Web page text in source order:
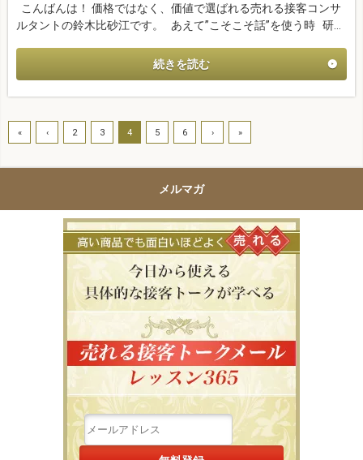
こんばんは！ 価格ではなく、価値で選ばれる売れる接客コンサ
ルタントの鈴木比砂江です。 あえて”こそこそ話”を使う時 研…
続きを読む
« ‹ 2 3 4 5 6 › »
メルマガ